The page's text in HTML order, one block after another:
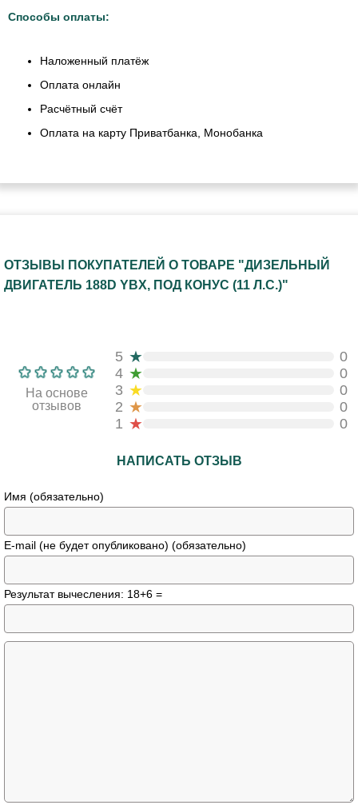
Способы оплаты:
Наложенный платёж
Оплата онлайн
Расчётный счёт
Оплата на карту Приватбанка, Монобанка
ОТЗЫВЫ ПОКУПАТЕЛЕЙ О ТОВАРЕ "ДИЗЕЛЬНЫЙ
ДВИГАТЕЛЬ 188D YBX, ПОД КОНУС (11 Л.С.)"
На основе
отзывов
5 ★
0
4 ★
0
3 ★
0
2 ★
0
1 ★ 0
НАПИСАТЬ ОТЗЫВ
Имя (обязательно)
E-mail (не будет опубликовано) (обязательно)
Результат вычесления: 18+6 =